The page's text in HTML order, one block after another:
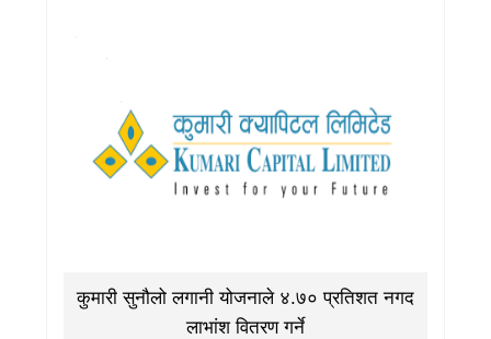
कुमारी सुनौलो लगानी योजनाले ४.७० प्रतिशत नगद
लाभांश वितरण गर्ने